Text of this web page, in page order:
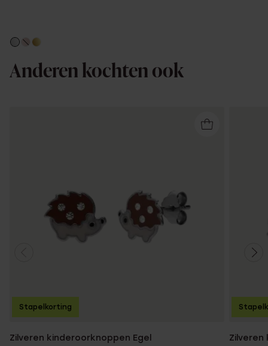
Anderen kochten ook
Zilveren kinderoorknoppen Egel
Stapelkorting